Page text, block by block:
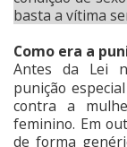
basta a vítima
Como era a
Antes da Lei
punição
contra a
feminino. Em
de forma